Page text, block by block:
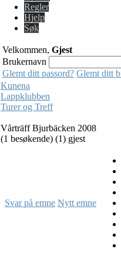
Regler
Hjelp
Søk
Velkommen, Gjest
Brukernavn
Glemt ditt passord? Glemt ditt
Kunena
Lappklubben
Turer og Treff
Vårträff Bjurbäcken 2008
(1 besøkende) (1) gjest
Svar på emne Nytt emne